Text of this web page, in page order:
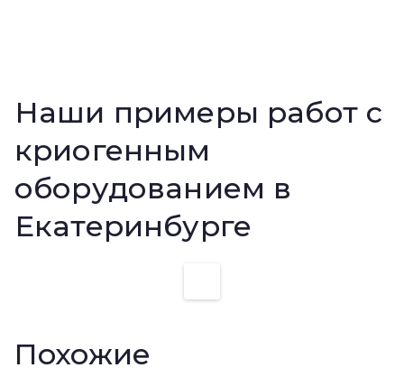
Наши примеры работ с
криогенным
оборудованием в
Екатеринбурге
Похожие